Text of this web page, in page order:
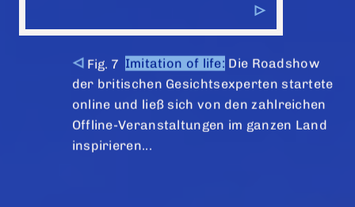
Imitation of life: Die Roadshow
der britischen Gesichtsexperten startete
online und ließ sich von den zahlreichen
Offline-Veranstaltungen im ganzen Land
inspirieren...